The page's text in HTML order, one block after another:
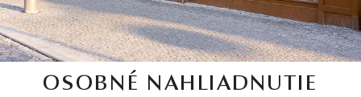
OSOBNÉ NAHLIADNUTIE